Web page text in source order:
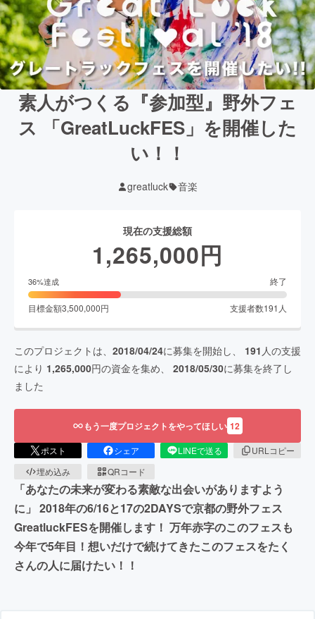
素人がつくる『参加型』野外フェ
ス 「GreatLuckFES」を開催した
い！！
greatluck 音楽
現在の支援総額
1,265,000円
36%達成 終了
目標金額3,500,000円 支援者数191 人
このプロジェクトは、 2018/04/24に募集を開始し、 191 人の支援
により 1,265,000円の資金を集め、 2018/05/30に募集を終了し
ました
もう一度プロジェクトをやってほしい 12
ポスト シェア LINEで送る
URLコピー
埋め込み
QRコード
「あなたの未来が変わる素敵な出会いがありますよう
に」 2018年の6/16と17の2DAYSで京都の野外フェス
GreatluckFESを開催します！ 万年赤字のこのフェスも
今年で5年目！想いだけで続けてきたこのフェスをたく
さんの人に届けたい！！